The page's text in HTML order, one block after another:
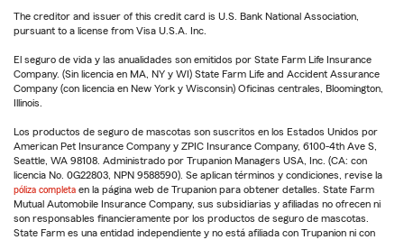
The creditor and issuer of this credit card is U.S. Bank National Association,
pursuant to a license from Visa U.S.A. Inc.
El seguro de vida y las anualidades son emitidos por State Farm Life Insurance
Company. (Sin licencia en MA, NY y WI) State Farm Life and Accident Assurance
Company (con licencia en New York y Wisconsin) Oficinas centrales, Bloomington,
Illinois.
Los productos de seguro de mascotas son suscritos en los Estados Unidos por
American Pet Insurance Company y ZPIC Insurance Company, 6100-4th Ave S,
Seattle, WA 98108. Administrado por Trupanion Managers USA, Inc. (CA: con
licencia No. 0G22803, NPN 9588590). Se aplican términos y condiciones, revise la
póliza completa en la página web de Trupanion para obtener detalles. State Farm
Mutual Automobile Insurance Company, sus subsidiarias y afiliadas no ofrecen ni
son responsables financieramente por los productos de seguro de mascotas.
State Farm es una entidad independiente y no está afiliada con Trupanion ni con